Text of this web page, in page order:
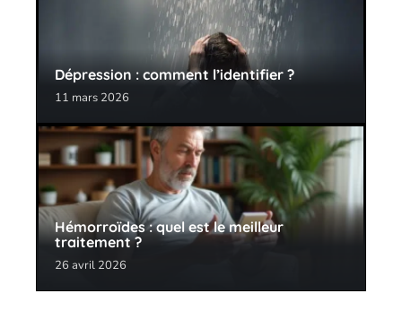
Dépression : comment l’identifier ?
11 mars 2026
Hémorroïdes : quel est le meilleur
traitement ?
26 avril 2026